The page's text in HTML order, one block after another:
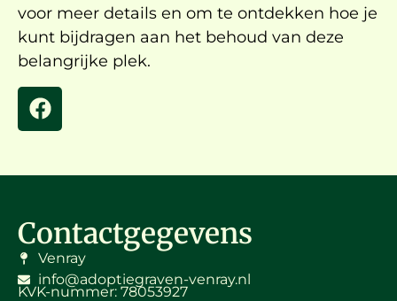
voor meer details en om te ontdekken hoe je
kunt bijdragen aan het behoud van deze
belangrijke plek.
Contactgegevens
Venray
info@adoptiegraven-venray.nl
KVK-nummer: 78053927